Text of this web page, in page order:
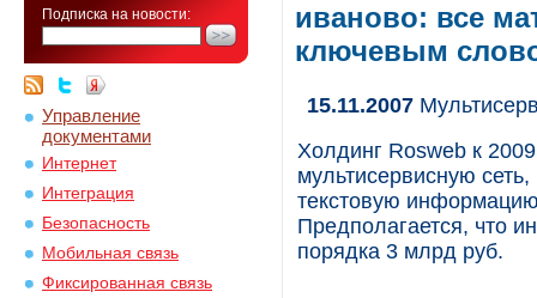
Подписка на новости:
Управление
документами
Интернет
Интеграция
Безопасность
Мобильная связь
Фиксированная связь
иваново: все
ключевым
15.11.2007
Холдинг Rosweb к
мультисервисную
текстовую
Предполагается, что
порядка 3 млрд руб.